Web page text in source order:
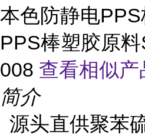
本色防静电
PPS棒塑胶原
008 查看相似
简介
源头直供聚苯